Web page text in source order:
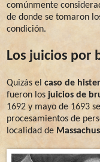
comúnmente
de donde se tomaron
condición.
Los juicios por
Quizás el caso de
fueron los juicios de
1692 y mayo de 1693
procesamientos de
localidad de